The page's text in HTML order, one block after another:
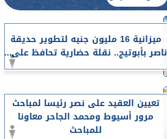
ميزانية 16 مليون جنيه لتطوير حديقة
ناصر بأبوتيج.. نقلة حضارية تحافظ على...
تعيين العقيد على نصر رئيسا لمباحث
مرور أسيوط ومحمد الجاحر معاونا
للمباحث